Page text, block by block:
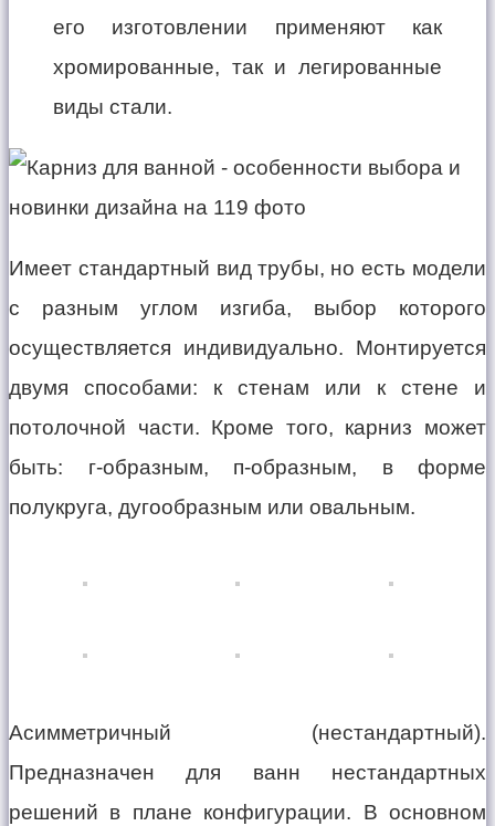
его изготовлении применяют как
хромированные, так и легированные
виды стали.
Имеет стандартный вид трубы, но есть модели
с разным углом изгиба, выбор которого
осуществляется индивидуально. Монтируется
двумя способами: к стенам или к стене и
потолочной части. Кроме того, карниз может
быть: г-образным, п-образным, в форме
полукруга, дугообразным или овальным.
Асимметричный (нестандартный).
Предназначен для ванн нестандартных
решений в плане конфигурации. В основном